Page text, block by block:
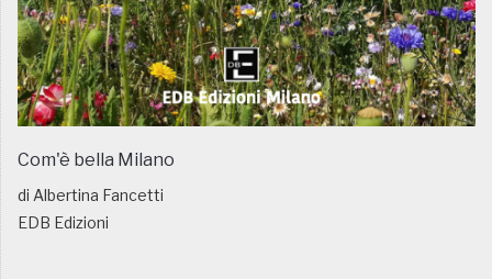
Com'è bella Milano
di Albertina Fancetti
EDB Edizioni